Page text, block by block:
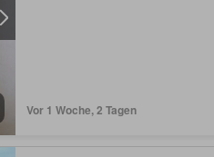
Vor 1 Woche, 2 Tagen